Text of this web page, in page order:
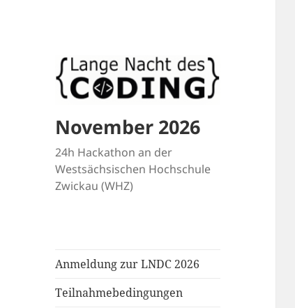
November 2026
24h Hackathon an der
Westsächsischen Hochschule
Zwickau (WHZ)
Anmeldung zur LNDC 2026
Teilnahmebedingungen